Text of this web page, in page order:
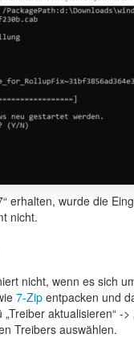
erhalten, wurde die
nicht.
nicht, wenn es sich
7-Zipentpacken und
aktualisieren“ -
Treibers auswählen.